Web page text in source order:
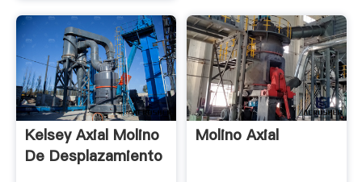
Kelsey Axial Molino
De Desplazamiento
Molino Axial